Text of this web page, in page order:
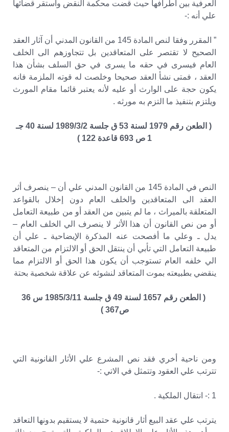
العرفية بين أطرافها حيث قضت محكمة النقض وأستقر قضائها
علي أنه :-
” المقرر وفقا لنص المادة 145 من القانون المدني أن آثار العقد
الصحيح لا تقتصر على المتعاقدين بل تتجاوزهم الى الخلف
العام فيسرى في حقه ما يسرى في حق السلف بشأن هذا
العقد ، فمتى نشأ العقد صحيحا وخلصت له قوته الملزمة فانه
يكون حجة على الوارث أو عليه لأنه يعتبر قائما مقام المورث
ويلتزم بتنفيذ ما التزم به مورثه .
( الطعن رقم 1979 لسنة 53 ق جلسة 1989/3/2 لسنة 40 جـ
1 ص 693 قاعدة 122 )
النص في المادة 145 من القانون المدني علي أن – ينصرف أثر
العقد الى المتعاقدين والخلف العام دون إخلال بالقواعد
المتعلقة بالميراث ، ما لم يتبين من العقد أو من طبيعة التعامل
أو من نص القانون أن هذا الأثر لا ينصرف الي الخلف العام –
يدل ـ وعلي ما أفصحت عنه المذكرة الإيضاحية ـ علي أن
طبيعة التعامل التي تأبي أن ينتقل الحق أو الالتزام من المتعاقد
الي خلفه العام تستوجب أن يكون هذا الحق أو الالتزام مما
ينقضي بطبيعته بموت المتعاقد لنشوئه عن علاقة شخصية بحتة
( الطعن رقم 1657 لسنة 49 ق جلسة 1985/3/11 س 36
ص367 )
ومن ناحية أخري فقد نص المشرع علي الأثار القانونية التي
تترتب علي العقود وتتمثل في الاتي :-
1 :- انتقال الملكية .
يترتب علي عقد البيع أثار قانونية حتمية لا يستقيم بدونها التعاقد